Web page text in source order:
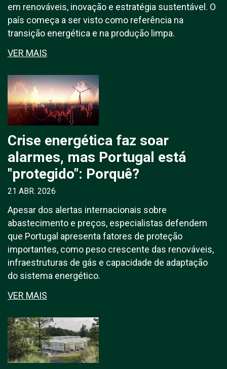
em renováveis, inovação e estratégia sustentável. O
país começa a ser visto como referência na
transição energética e na produção limpa.
VER MAIS
Crise energética faz soar
alarmes, mas Portugal está
"protegido": Porquê?
21 ABR. 2026
Apesar dos alertas internacionais sobre
abastecimento e preços, especialistas defendem
que Portugal apresenta fatores de proteção
importantes, como peso crescente das renováveis,
infraestruturas de gás e capacidade de adaptação
do sistema energético.
VER MAIS